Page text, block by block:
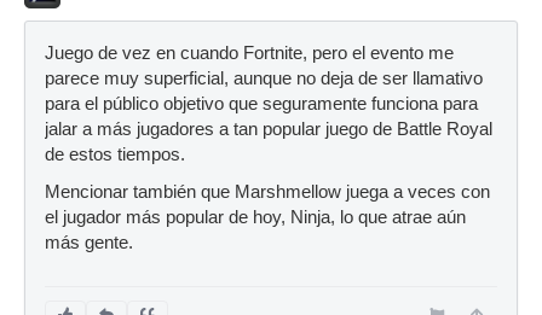
Juego de vez en cuando Fortnite, pero el evento me
parece muy superficial, aunque no deja de ser llamativo
para el público objetivo que seguramente funciona para
jalar a más jugadores a tan popular juego de Battle Royal
de estos tiempos.
Mencionar también que Marshmellow juega a veces con
el jugador más popular de hoy, Ninja, lo que atrae aún
más gente.